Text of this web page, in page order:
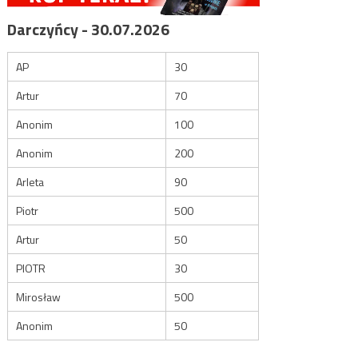
Darczyńcy - 30.07.2026
AP
30
Artur
70
Anonim
100
Anonim
200
Arleta
90
Piotr
500
Artur
50
PIOTR
30
Mirosław
500
Anonim
50